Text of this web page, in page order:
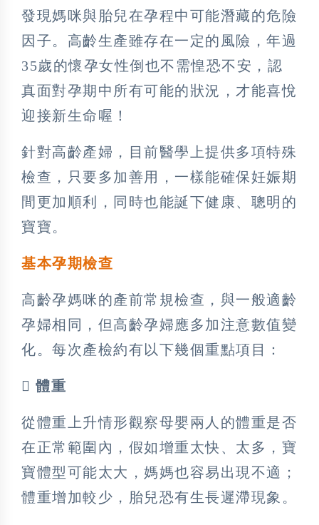
發現媽咪與胎兒在孕程中可能潛藏的危險
因子。高齡生產雖存在一定的風險，年過
35歲的懷孕女性倒也不需惶恐不安，認
真面對孕期中所有可能的狀況，才能喜悅
迎接新生命喔！
針對高齡產婦，目前醫學上提供多項特殊
檢查，只要多加善用，一樣能確保妊娠期
間更加順利，同時也能誕下健康、聰明的
寶寶。
基本孕期檢查
高齡孕媽咪的產前常規檢查，與一般適齡
孕婦相同，但高齡孕婦應多加注意數值變
化。每次產檢約有以下幾個重點項目：
 體重
從體重上升情形觀察母嬰兩人的體重是否
在正常範圍內，假如增重太快、太多，寶
寶體型可能太大，媽媽也容易出現不適；
體重增加較少，胎兒恐有生長遲滯現象。